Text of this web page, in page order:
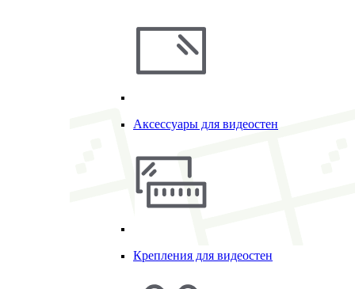
Аксессуары для видеостен
Крепления для видеостен